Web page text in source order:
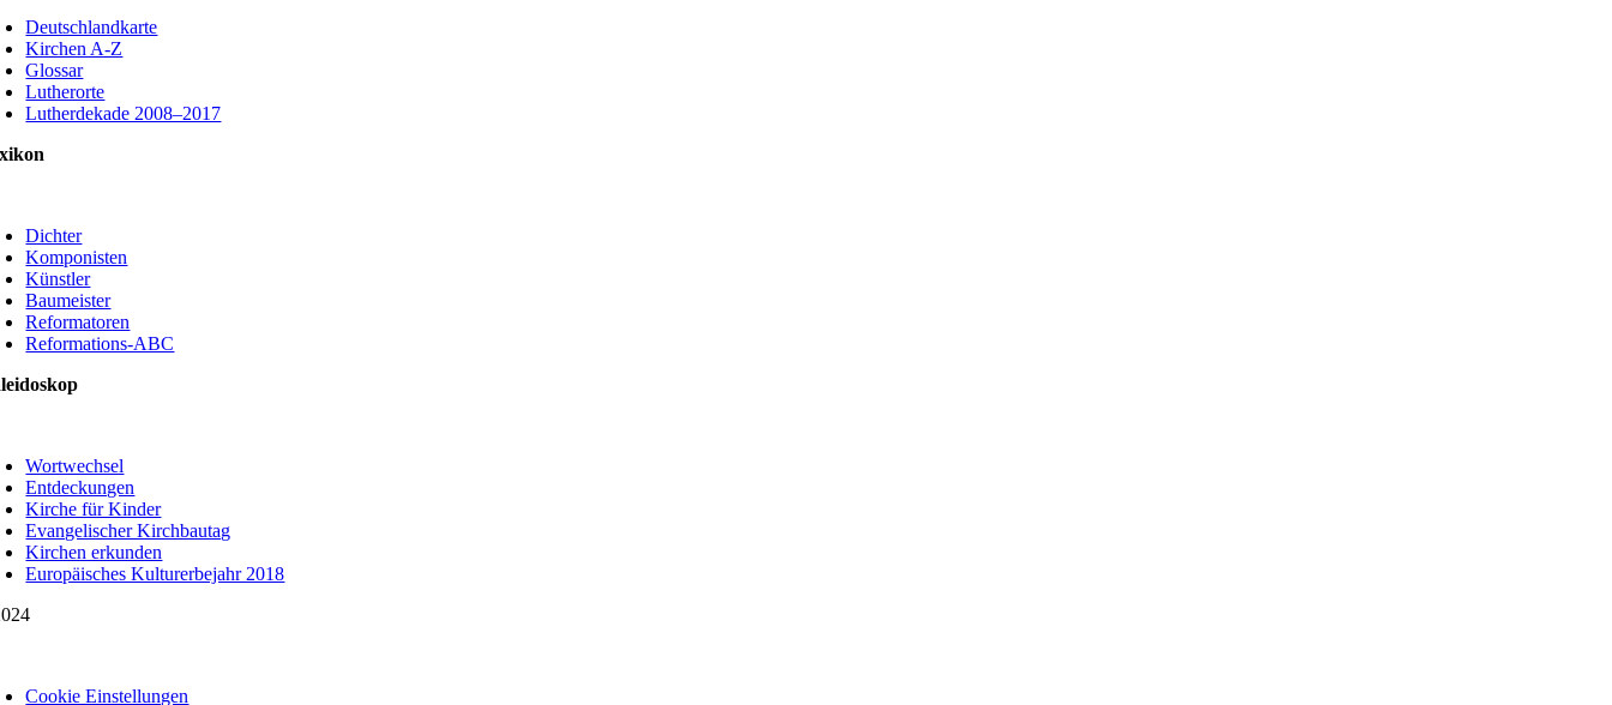
Deutschlandkarte
Kirchen A-Z
Glossar
Lutherorte
Lutherdekade 2008–2017
Dichter
Komponisten
Künstler
Baumeister
Reformatoren
Reformations-ABC
Wortwechsel
Entdeckungen
Kirche für Kinder
Evangelischer Kirchbautag
Kirchen erkunden
Europäisches Kulturerbejahr 2018
Cookie Einstellungen